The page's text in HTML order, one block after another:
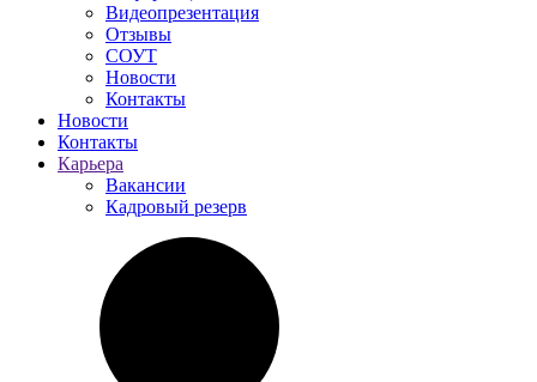
Видеопрезентация
Отзывы
СОУТ
Новости
Контакты
Новости
Контакты
Карьера
Вакансии
Кадровый резерв